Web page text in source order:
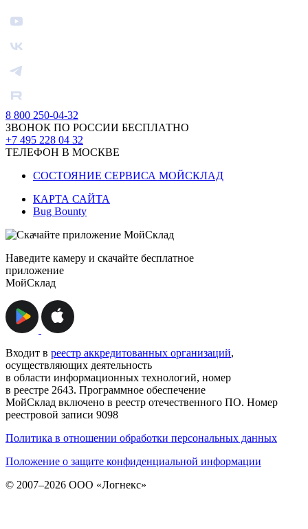
8 800 250-04-32
ЗВОНОК ПО РОССИИ БЕСПЛАТНО
+7 495 228 04 32
ТЕЛЕФОН В МОСКВЕ
СОСТОЯНИЕ СЕРВИСА МОЙСКЛАД
КАРТА САЙТА
Bug Bounty
Наведите камеру и скачайте бесплатное
приложение
МойСклад
Входит в реестр аккредитованных организаций,
осуществляющих деятельность
в области информационных технологий, номер
в реестре 2643. Программное обеспечение
МойСклад включено в реестр отечественного ПО. Номер
реестровой записи 9098
Политика в отношении обработки персональных данных
Положение о защите конфиденциальной информации
© 2007–2026 ООО «Логнекс»